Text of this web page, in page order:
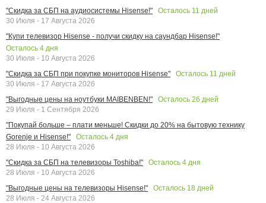
"Скидка за СБП на аудиосистемы Hisense!"
Осталось 11 дней
30 Июля - 17 Августа 2026
"Купи телевизор Hisense - получи скидку на саундбар Hisense!"
Осталось 4 дня
30 Июля - 10 Августа 2026
"Скидка за СБП при покупке мониторов Hisense"
Осталось 11 дней
30 Июля - 17 Августа 2026
"Выгодные цены на ноутбуки MAIBENBEN!"
Осталось 26 дней
29 Июля - 1 Сентября 2026
"Покупай больше – плати меньше! Скидки до 20% на бытовую технику
Gorenje и Hisense!"
Осталось 4 дня
28 Июля - 10 Августа 2026
"Скидка за СБП на телевизоры Toshiba!"
Осталось 4 дня
28 Июля - 10 Августа 2026
"Выгодные цены на телевизоры Hisense!"
Осталось 18 дней
28 Июля - 24 Августа 2026